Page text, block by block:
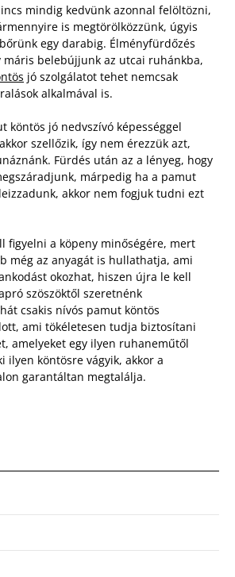
mindig kedvünk azonnal felöltözni,
is megtörölközzünk, úgyis
egy darabig. Élményfürdőzés
máris belebújjunk az utcai ruhánkba,
jó szolgálatot tehet nemcsak
alkalmával is.
köntös jó nedvszívó képességgel
szellőzik, így nem érezzük azt,
Fürdés után az a lényeg, hogy
márpedig ha a pamut
akkor nem fogjuk tudni ezt
figyelni a köpeny minőségére, mert
még az anyagát is hullathatja, ami
okozhat, hiszen újra le kell
szöszöktől szeretnénk
csakis nívós pamut köntös
ami tökéletesen tudja biztosítani
amelyeket egy ilyen ruhaneműtől
ilyen köntösre vágyik, akkor a
garantáltan megtalálja.